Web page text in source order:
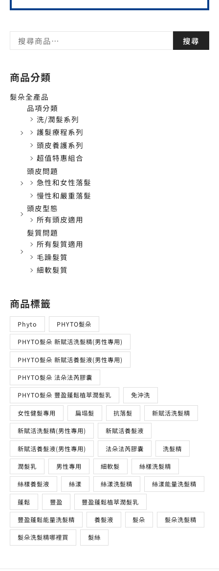
搜尋
商品分類
髮朵全產品
品項分類
洗/潤髮系列
護髮療程系列
頭皮養護系列
超值特惠組合
頭皮問題
急性和女性落髮
慢性和嚴重落髮
頭皮型態
所有頭皮適用
髮質問題
所有髮質適用
毛躁髮質
細軟髮質
商品標籤
Phyto PHYTO髮朵
PHYTO髮朵 新賦活洗髮精(男性專用)
PHYTO髮朵 新賦活養髮液(男性專用)
PHYTO髮朵 法朵法芮膠囊
PHYTO髮朵 豐盈蓬鬆植萃潤髮乳 免沖洗
女性健髮專用 扁塌髮 抗落髮 新賦活洗髮精
新賦活洗髮精(男性專用) 新賦活養髮液
新賦活養髮液(男性專用) 法朵法芮膠囊 洗髮精
潤髮乳 男性專用 細軟髮 絲樣洗髮精
絲樣養髮液 絲漾 絲漾洗髮精 絲漾能量洗髮精
蓬鬆 豐盈 豐盈蓬鬆植萃潤髮乳
豐盈蓬鬆能量洗髮精 養髮液 髮朵 髮朵洗髮精
髮朵洗髮精哪裡買 髮絲